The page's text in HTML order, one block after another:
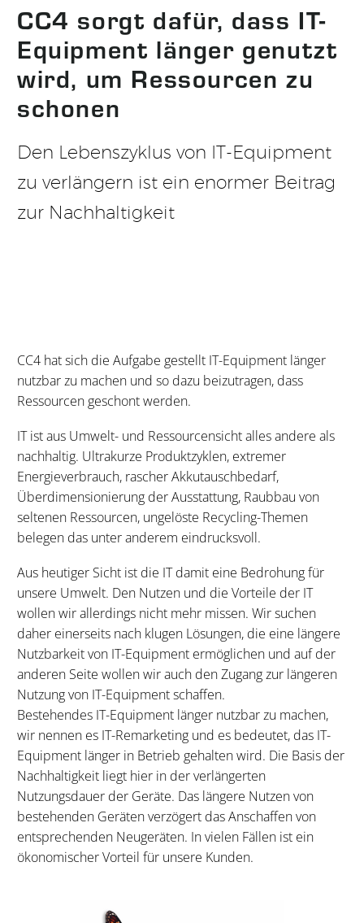
CC4 sorgt dafür, dass IT-
Equipment länger genutzt
wird, um Ressourcen zu
schonen
Den Lebenszyklus von IT-Equipment
zu verlängern ist ein enormer Beitrag
zur Nachhaltigkeit
CC4 hat sich die Aufgabe gestellt IT-Equipment länger
nutzbar zu machen und so dazu beizutragen, dass
Ressourcen geschont werden.
IT ist aus Umwelt- und Ressourcensicht alles andere als
nachhaltig. Ultrakurze Produktzyklen, extremer
Energieverbrauch, rascher Akkutauschbedarf,
Überdimensionierung der Ausstattung, Raubbau von
seltenen Ressourcen, ungelöste Recycling-Themen
belegen das unter anderem eindrucksvoll.
Aus heutiger Sicht ist die IT damit eine Bedrohung für
unsere Umwelt. Den Nutzen und die Vorteile der IT
wollen wir allerdings nicht mehr missen. Wir suchen
daher einerseits nach klugen Lösungen, die eine längere
Nutzbarkeit von IT-Equipment ermöglichen und auf der
anderen Seite wollen wir auch den Zugang zur längeren
Nutzung von IT-Equipment schaffen.
Bestehendes IT-Equipment länger nutzbar zu machen,
wir nennen es IT-Remarketing und es bedeutet, das IT-
Equipment länger in Betrieb gehalten wird. Die Basis der
Nachhaltigkeit liegt hier in der verlängerten
Nutzungsdauer der Geräte. Das längere Nutzen von
bestehenden Geräten verzögert das Anschaffen von
entsprechenden Neugeräten. In vielen Fällen ist ein
ökonomischer Vorteil für unsere Kunden.